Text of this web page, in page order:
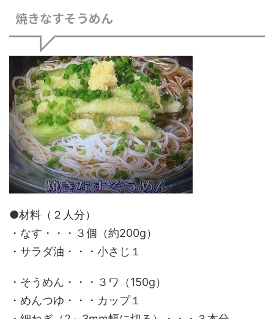
焼きなすそうめん
●材料（２人分）
・なす・・・３個（約200g）
・サラダ油・・・小さじ１
・そうめん・・・３ワ（150g）
・めんつゆ・・・カップ１